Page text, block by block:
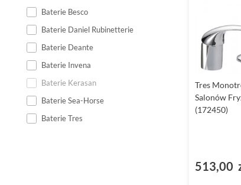
Baterie Besco
Baterie Daniel Rubinetterie
Baterie Deante
Baterie Invena
Baterie Kerasan
Baterie Sea-Horse
Baterie Tres
Tres
Salonów
(172450)
513,00